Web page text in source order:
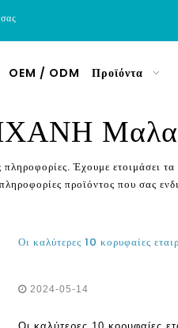
OEM / ODM Προϊόντα
Έχουμε ετοιμάσει
προϊόντος που σας
2024-05-14